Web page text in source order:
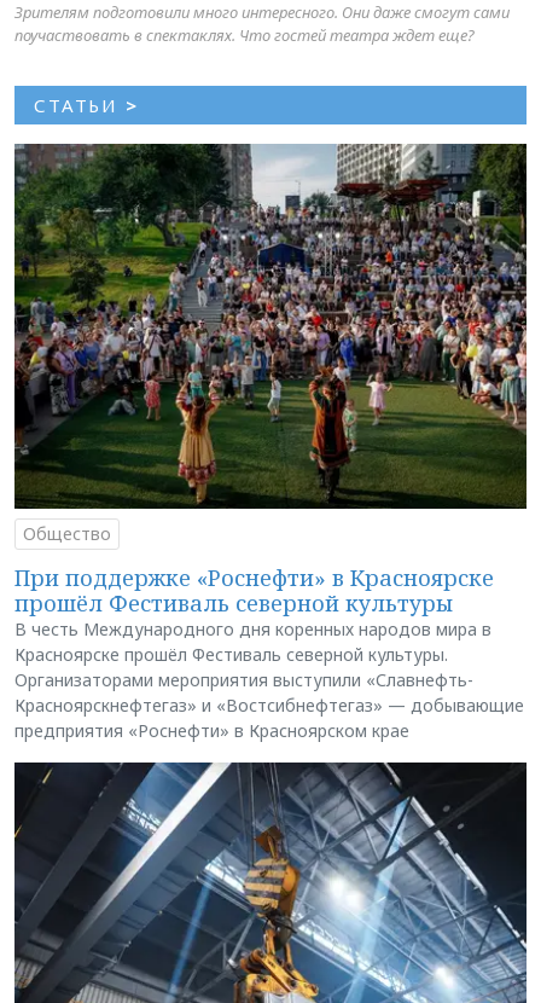
Зрителям подготовили много интересного. Они даже смогут сами
поучаствовать в спектаклях. Что гостей театра ждет еще?
СТАТЬИ >
Общество
При поддержке «Роснефти» в Красноярске
прошёл Фестиваль северной культуры
В честь Международного дня коренных народов мира в
Красноярске прошёл Фестиваль северной культуры.
Организаторами мероприятия выступили «Славнефть-
Красноярскнефтегаз» и «Востсибнефтегаз» — добывающие
предприятия «Роснефти» в Красноярском крае